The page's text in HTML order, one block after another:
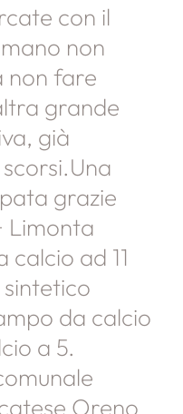
con il
non
non fare
grande
già
grazie
Limonta
ad 11
da calcio
a 5.
Oreno